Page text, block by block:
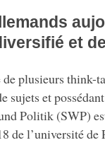
et
plusieurs think-
sujets et
Politik (SWP)
de l’université de